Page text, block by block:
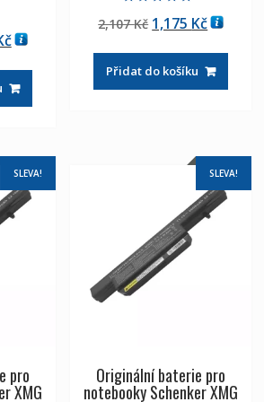
Aktuální
je:
1,175 Kč
4.50
z 5
2,107Kč Původní
byla:
2,107 Kč
1,175 Kč
je:
1,175 Kč
Přidat do košíku
SLEVA!
pro
XMG
SLEVA!
Originální baterie pro
notebooky Schenker XMG